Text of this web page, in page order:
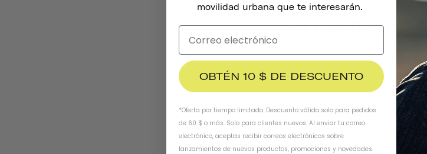
Mantente En
movilidad urbana que te interesarán.
OBTÉN 10 $ DE DESCUENTO
*Oferta por tiempo limitado. Descuento válido solo para pedidos
de 60 $ o más. Solo para clientes nuevos. Al enviar tu correo
electrónico, aceptas recibir correos electrónicos sobre
lanzamientos de nuevos productos, promociones y novedades.